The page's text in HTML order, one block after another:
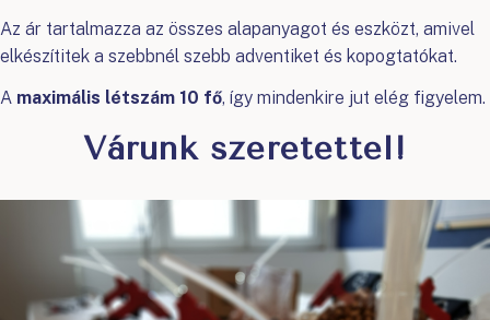
Az ár tartalmazza az összes alapanyagot és eszközt, amivel
elkészítitek a szebbnél szebb adventiket és kopogtatókat.
A maximális létszám 10 fő, így mindenkire jut elég figyelem.
Várunk szeretettel!